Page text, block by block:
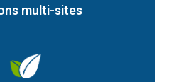
multi-sites